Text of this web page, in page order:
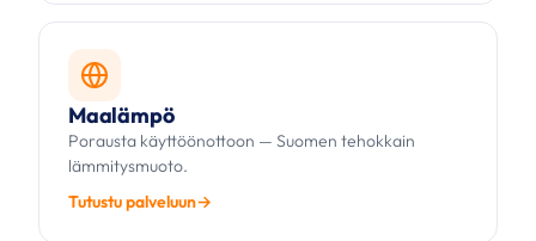
Maalämpö
Porausta käyttöönottoon — Suomen tehokkain
lämmitysmuoto.
Tutustu palveluun